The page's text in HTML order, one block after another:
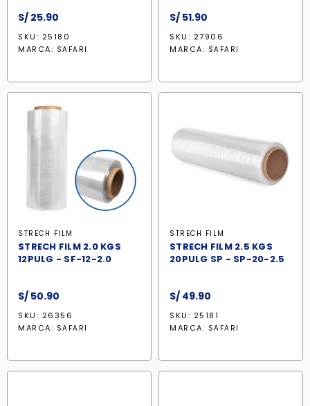
S/ 25.90
SKU: 25180
MARCA: SAFARI
S/ 51.90
SKU: 27906
MARCA: SAFARI
STRECH FILM
STRECH FILM 2.0 KGS
12PULG - SF-12-2.0
S/ 50.90
SKU: 26356
MARCA: SAFARI
STRECH FILM
STRECH FILM 2.5 KGS
20PULG SP - SP-20-2.5
S/ 49.90
SKU: 25181
MARCA: SAFARI